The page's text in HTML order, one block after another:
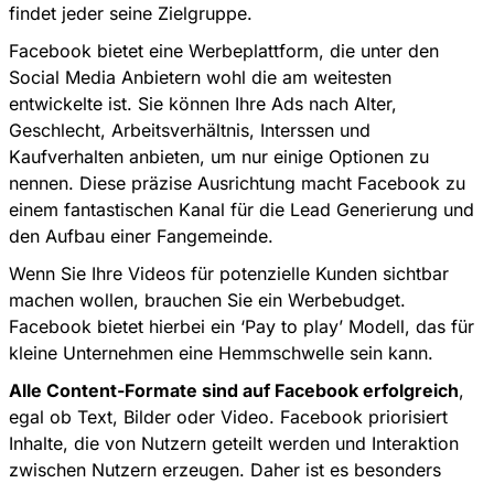
findet jeder seine Zielgruppe.
Facebook bietet eine Werbeplattform, die unter den
Social Media Anbietern wohl die am weitesten
entwickelte ist. Sie können Ihre Ads nach Alter,
Geschlecht, Arbeitsverhältnis, Interssen und
Kaufverhalten anbieten, um nur einige Optionen zu
nennen. Diese präzise Ausrichtung macht Facebook zu
einem fantastischen Kanal für die Lead Generierung und
den Aufbau einer Fangemeinde.
Wenn Sie Ihre Videos für potenzielle Kunden sichtbar
machen wollen, brauchen Sie ein Werbebudget.
Facebook bietet hierbei ein ‘Pay to play’ Modell, das für
kleine Unternehmen eine Hemmschwelle sein kann.
Alle Content-Formate sind auf Facebook erfolgreich,
egal ob Text, Bilder oder Video. Facebook priorisiert
Inhalte, die von Nutzern geteilt werden und Interaktion
zwischen Nutzern erzeugen. Daher ist es besonders